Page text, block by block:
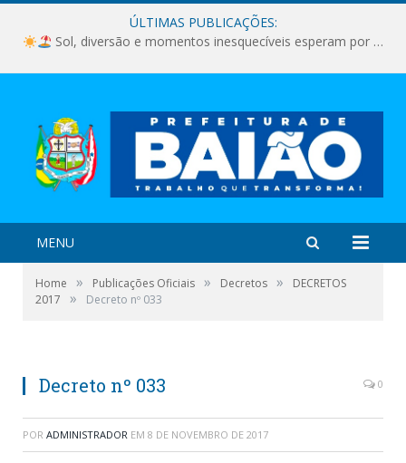
ÚLTIMAS PUBLICAÇÕES:
Sol, diversão e momentos inesquecíveis esperam por você!
MENU
Home » Publicações Oficiais » Decretos »
DECRETOS
2017
» Decreto nº 033
Decreto nº 033 0
POR ADMINISTRADOR EM 8 DE NOVEMBRO DE 2017